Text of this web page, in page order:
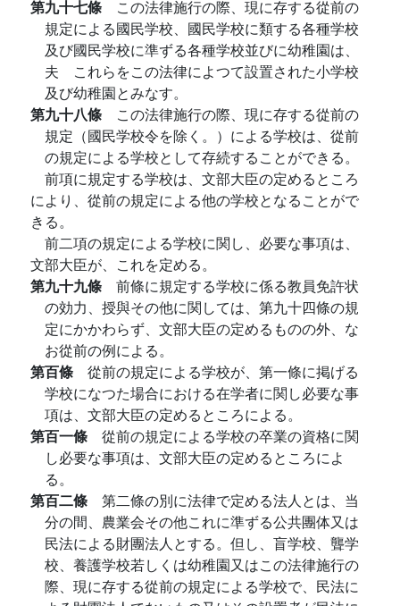
第九十七條 この法律施行の際、現に存する從前の
規定による國民学校、國民学校に類する各種学校
及び國民学校に準ずる各種学校並びに幼稚園は、
夫ゝこれらをこの法律によつて設置された小学校
及び幼稚園とみなす。
第九十八條 この法律施行の際、現に存する從前の
規定（國民学校令を除く。）による学校は、從前
の規定による学校として存続することができる。
前項に規定する学校は、文部大臣の定めるところ
により、從前の規定による他の学校となることがで
きる。
前二項の規定による学校に関し、必要な事項は、
文部大臣が、これを定める。
第九十九條 前條に規定する学校に係る教員免許状
の効力、授與その他に関しては、第九十四條の規
定にかかわらず、文部大臣の定めるものの外、な
お從前の例による。
第百條 從前の規定による学校が、第一條に掲げる
学校になつた場合における在学者に関し必要な事
項は、文部大臣の定めるところによる。
第百一條 從前の規定による学校の卒業の資格に関
し必要な事項は、文部大臣の定めるところによ
る。
第百二條 第二條の別に法律で定める法人とは、当
分の間、農業会その他これに準ずる公共團体又は
民法による財團法人とする。但し、盲学校、聾学
校、養護学校若しくは幼稚園又はこの法律施行の
際、現に存する從前の規定による学校で、民法に